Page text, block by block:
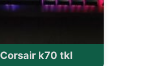
Corsair k70 tkl